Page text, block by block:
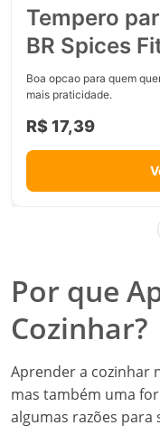
Tempero
BR Spices
Boa opcao para quem
mais praticidade.
R$ 17,39
Por que
Cozinhar?
Aprender a cozinhar
mas também uma
algumas razões para